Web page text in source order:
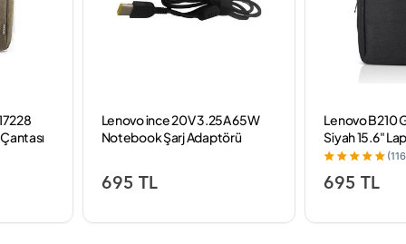
Lenovo ince 20V 3.25A 65W
Notebook Şarj Adaptörü
695 TL
Lenovo B210
Siyah 15.6"
695 TL